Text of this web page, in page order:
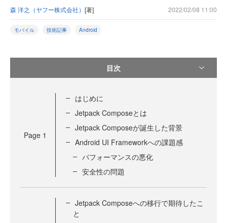
森 洋之（ヤフー株式会社） [著] 2022/02/08 11:00
モバイル 技術記事 Android
目次
Page 1
はじめに
Jetpack Composeとは
Jetpack Composeが誕生した背景
Android UI Frameworkへの課題感
パフォーマンスの悪化
安全性の問題
Jetpack Composeへの移行で期待したこ
と